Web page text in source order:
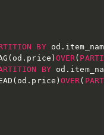
BY od .
( od . price ) OVER(
BY od .
( od . price )OVER(